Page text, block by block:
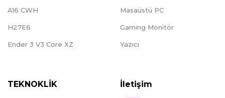
A16 CWH
H27E6
Ender 3 V3 Core XZ
Masaüstü PC
Gaming Monitör
Yazıcı
TEKNOKLİK İletişim